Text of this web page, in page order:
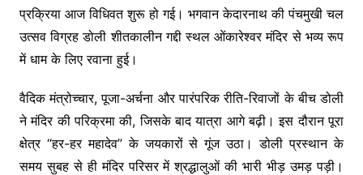
प्रक्रिया आज विधिवत शुरू हो गई। भगवान केदारनाथ की पंचमुखी चल
उत्सव विग्रह डोली शीतकालीन गद्दी स्थल ओंकारेश्वर मंदिर से भव्य रूप
में धाम के लिए रवाना हुई।
वैदिक मंत्रोच्चार, पूजा-अर्चना और पारंपरिक रीति-रिवाजों के बीच डोली
ने मंदिर की परिक्रमा की, जिसके बाद यात्रा आगे बढ़ी। इस दौरान पूरा
क्षेत्र “हर-हर महादेव” के जयकारों से गूंज उठा। डोली प्रस्थान के
समय सुबह से ही मंदिर परिसर में श्रद्धालुओं की भारी भीड़ उमड़ पड़ी।